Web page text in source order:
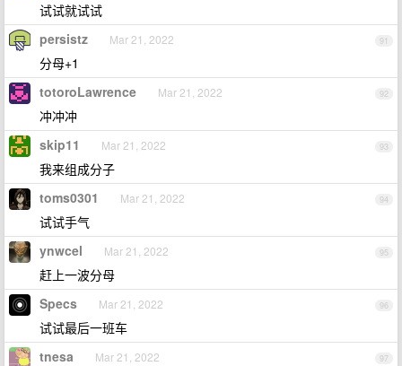
试试就试试
91
persistz Mar 21, 2022
分母+1
92
totoroLawrence Mar 21, 2022
冲冲冲
93
skip11 Mar 21, 2022
我来组成分子
94
toms0301 Mar 21, 2022
试试手气
95
ynwcel Mar 21, 2022
赶上一波分母
96
Specs Mar 21, 2022
试试最后一班车
97
tnesa Mar 21, 2022